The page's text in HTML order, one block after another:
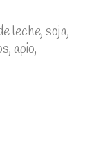
leche, soja,
apio,